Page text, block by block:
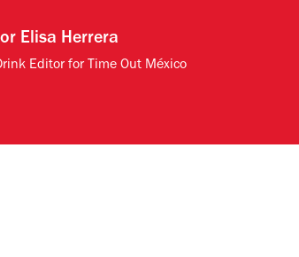
Elisa Herrera
Editor for Time Out México